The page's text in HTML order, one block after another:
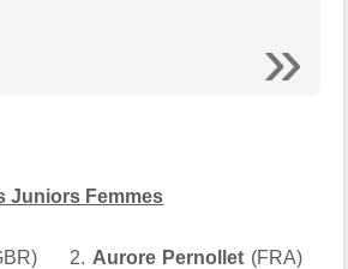
Juniors Femmes
2. Aurore Pernollet (FRA)